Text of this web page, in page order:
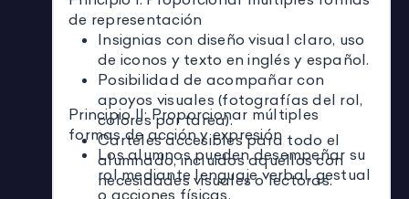
de representación
Insignias con diseño visual claro, uso
de iconos y texto en inglés y español.
Posibilidad de acompañar con
apoyos visuales (fotografías del rol,
colores por tarea).
Carteles accesibles para todo el
alumnado, incluidos aquellos con
necesidades visuales o lectoras.
Principio II: Proporcionar múltiples
formas de acción y expresión
Los alumnos pueden desempeñar su
rol mediante lenguaje verbal, gestual
o acciones físicas.